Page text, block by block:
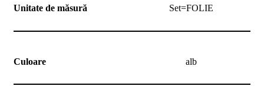
Unitate de măsură Set=FOLIE
Culoare alb